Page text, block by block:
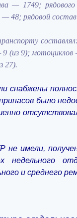
— 1749;
48; рядовой
(из 9);
27).
снабжены
было
не имели,
недельного
и среднего